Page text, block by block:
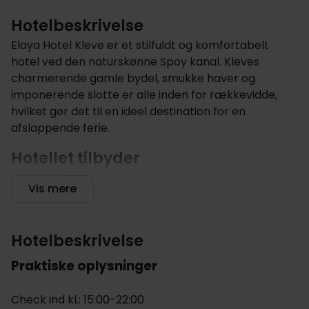
Hotelbeskrivelse
Elaya Hotel Kleve er et stilfuldt og komfortabelt
hotel ved den naturskønne Spoy kanal. Kleves
charmerende gamle bydel, smukke haver og
imponerende slotte er alle inden for rækkevidde,
hvilket gør det til en ideel destination for en
afslappende ferie.
Hotellet tilbyder
friske regionale retter, mens Bar Vitello er det
nyde maden på hotellets terrasse ved kanalen. Is
elskere vil sætte pris på hotellets egen isbutik, som
byder på et bredt udvalg af lækre smagsvarianter.
Hotellet har også wellnessfaciliteter. Efter en tur i
Vis mere
Hotelbeskrivelse
Praktiske oplysninger
Check ind kl.: 15:00-22:00